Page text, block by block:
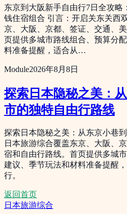
东京到大阪新手自由行7日全攻略
钱住宿组合 引言：开启关东关西
京、大阪、京都、签证、交通、
页提供多城市路线组合、预算分
料准备提醒，适合从…
Module2026年8月8日
探索日本隐秘之美：
市的独特自由行路线
探索日本隐秘之美：从东京小巷
日本旅游综合覆盖东京、大阪、
宿和自由行路线。首页提供多城
建议、季节玩法和材料准备提醒
行。
返回首页
日本旅游综合